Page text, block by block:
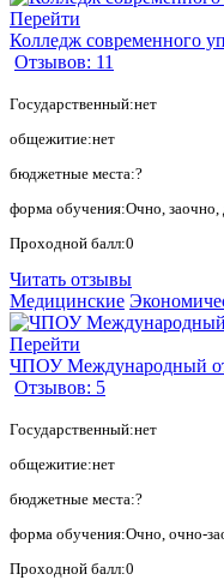
Перейти
Колледж современного
Отзывов: 11
Государственный:нет
общежитие:нет
бюджетные места:?
форма обучения:Очно, заочно,
Проходной балл:0
Читать отзывы
Медицинские
Перейти
ЧПОУ Международный
Отзывов: 5
Государственный:нет
общежитие:нет
бюджетные места:?
форма обучения:Очно, очно-
Проходной балл:0